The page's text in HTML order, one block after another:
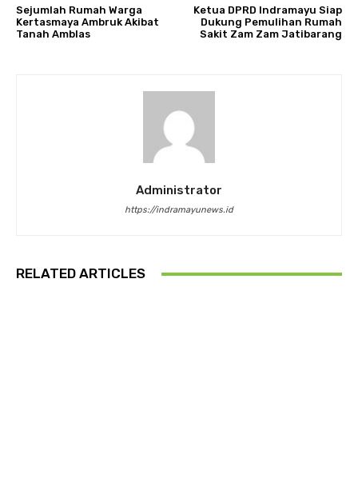
Sejumlah Rumah Warga
Kertasmaya Ambruk Akibat
Tanah Amblas
Ketua DPRD Indramayu Siap
Dukung Pemulihan Rumah
Sakit Zam Zam Jatibarang
Administrator
https://indramayunews.id
RELATED ARTICLES